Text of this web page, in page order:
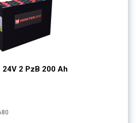
24V 2 PzB 200 Ah